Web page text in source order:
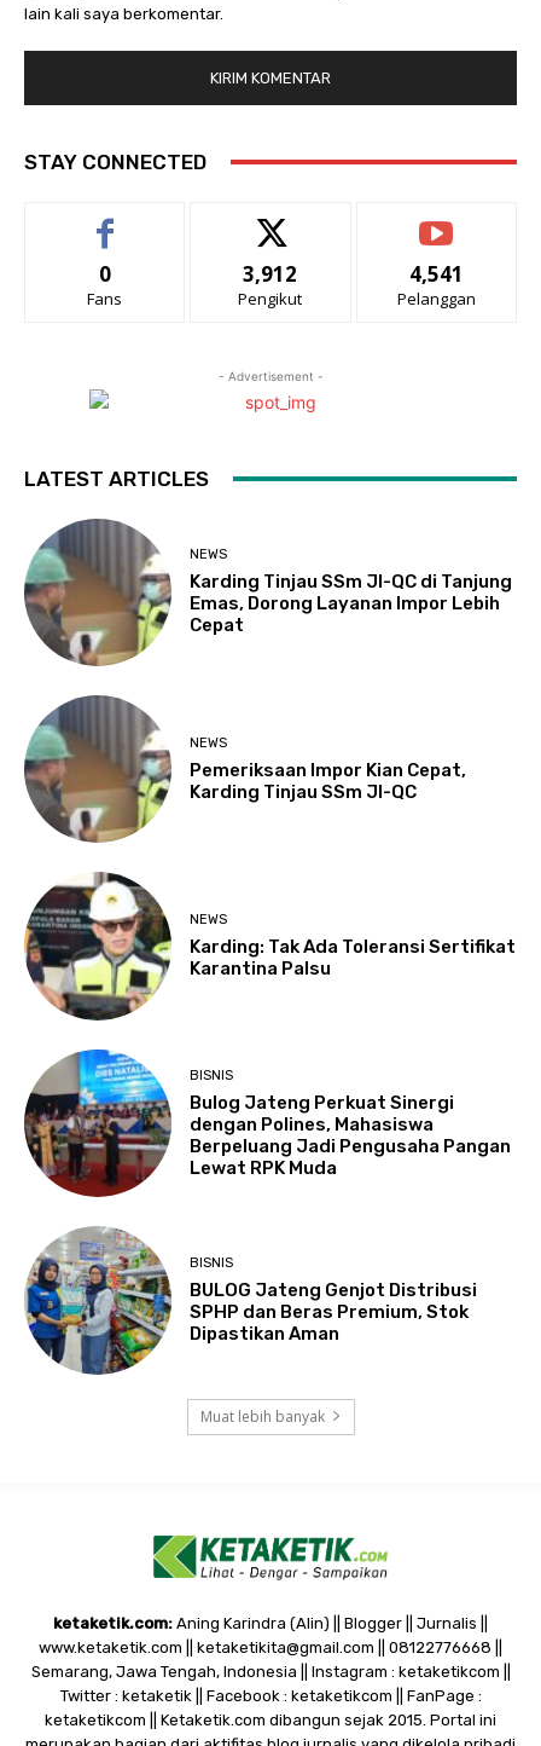
lain kali saya berkomentar.
STAY CONNECTED
0
Fans
3,912
Pengikut
4,541
Pelanggan
- Advertisement -
LATEST ARTICLES
NEWS
Karding Tinjau SSm JI-QC di Tanjung
Emas, Dorong Layanan Impor Lebih
Cepat
NEWS
Pemeriksaan Impor Kian Cepat,
Karding Tinjau SSm JI-QC
NEWS
Karding: Tak Ada Toleransi Sertifikat
Karantina Palsu
BISNIS
Bulog Jateng Perkuat Sinergi
dengan Polines, Mahasiswa
Berpeluang Jadi Pengusaha Pangan
Lewat RPK Muda
BISNIS
BULOG Jateng Genjot Distribusi
SPHP dan Beras Premium, Stok
Dipastikan Aman
Muat lebih banyak
ketaketik.com: Aning Karindra (Alin) || Blogger || Jurnalis ||
www.ketaketik.com || ketaketikita@gmail.com || 08122776668 ||
Semarang, Jawa Tengah, Indonesia || Instagram : ketaketikcom ||
Twitter : ketaketik || Facebook : ketaketikcom || FanPage :
ketaketikcom || Ketaketik.com dibangun sejak 2015. Portal ini